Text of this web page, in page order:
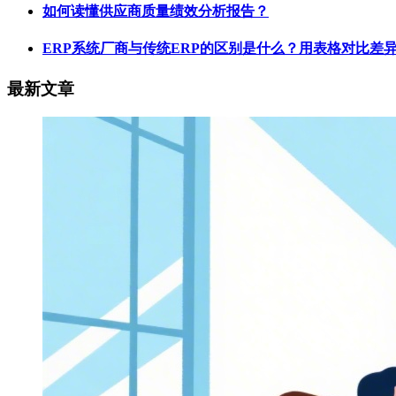
如何读懂供应商质量绩效分析报告？
ERP系统厂商与传统ERP的区别是什么？用表格对比差
最新文章